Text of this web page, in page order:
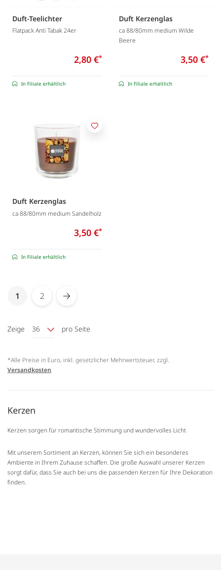
Duft-Teelichter
Flatpack Anti Tabak 24er
2,80 €*
In Filiale erhältlich
Duft Kerzenglas
ca 88/80mm medium Wilde
Beere
3,50 €*
In Filiale erhältlich
Duft Kerzenglas
ca 88/80mm medium Sandelholz
3,50 €*
In Filiale erhältlich
Merken
SeiteYou're currently reading page
1 Seite
2 Seite
Weiter
Zeige 36 pro Seite
*Alle Preise in Euro, inkl. gesetzlicher Mehrwertsteuer, zzgl.
Versandkosten
Kerzen
Kerzen sorgen für romantische Stimmung und wundervolles Licht
Mit unserem Sortiment an Kerzen, können Sie sich ein besonderes
Ambiente in Ihrem Zuhause schaffen. Die große Auswahl unserer Kerzen
sorgt dafür, dass Sie auch bei uns die passenden Kerzen für Ihre Dekoration
finden.